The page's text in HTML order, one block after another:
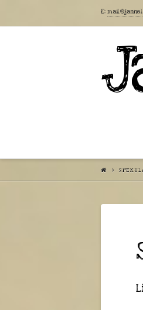
E: